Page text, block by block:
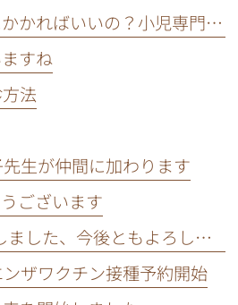
小児の病気、どこにかかればいいの？小児専門医って知ってる？
すね
法
生が仲間に加わります
ございます
HPをリニューアルしました、今後ともよろしくお願いいたします。
ザワクチン接種予約開始